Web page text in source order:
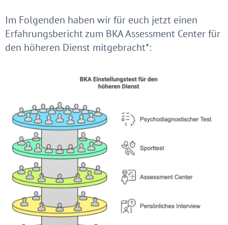
Im Folgenden haben wir für euch jetzt einen
Erfahrungsbericht zum BKA Assessment Center für
den höheren Dienst mitgebracht*: